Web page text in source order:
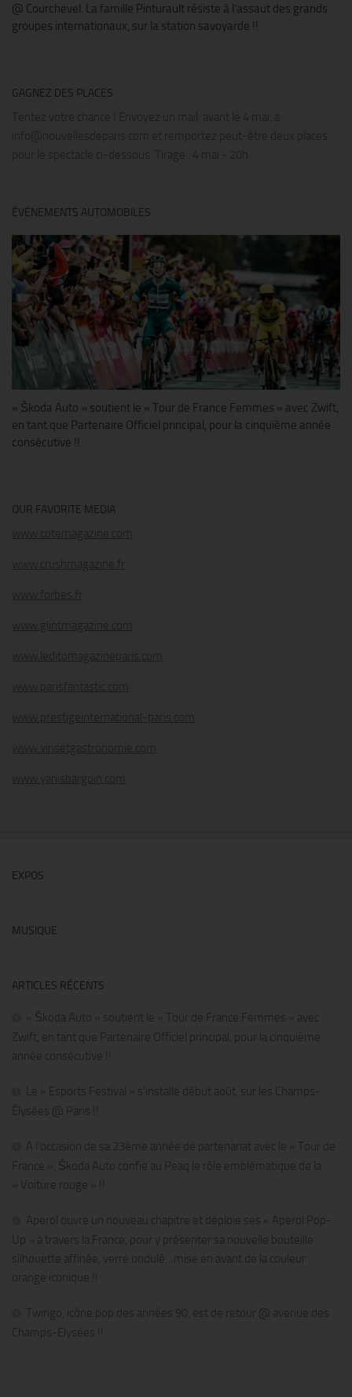
@ Courchevel. La famille Pinturault résiste à l’assaut des grands
groupes internationaux, sur la station savoyarde !!
GAGNEZ DES PLACES
Tentez votre chance ! Envoyez un mail, avant le 4 mai, à
info@nouvellesdeparis.com et remportez peut-être deux places
pour le spectacle ci-dessous. Tirage : 4 mai - 20h
ÉVÉNEMENTS AUTOMOBILES
« Škoda Auto » soutient le « Tour de France Femmes » avec Zwift,
en tant que Partenaire Officiel principal, pour la cinquième année
consécutive !!
OUR FAVORITE MEDIA
www.cotemagazine.com
www.crushmagazine.fr
www.forbes.fr
www.glintmagazine.com
www.leditomagazineparis.com
www.parisfantastic.com
www.prestigeinternational-paris.com
www.vinsetgastronomie.com
www.yanisbargoin.com
EXPOS
MUSIQUE
ARTICLES RÉCENTS
« Škoda Auto » soutient le « Tour de France Femmes » avec
Zwift, en tant que Partenaire Officiel principal, pour la cinquième
année consécutive !!
Le « Esports Festival » s’installe début août, sur les Champs-
Élysées @ Paris !!
A l’occasion de sa 23ème année de partenariat avec le « Tour de
France », Škoda Auto confie au Peaq le rôle emblématique de la
« Voiture rouge » !!
Aperol ouvre un nouveau chapitre et déploie ses « Aperol Pop-
Up » à travers la France, pour y présenter sa nouvelle bouteille :
silhouette affinée, verre ondulé…mise en avant de la couleur
orange iconique !!
Twingo, icône pop des années 90, est de retour @ avenue des
Champs-Elysées !!